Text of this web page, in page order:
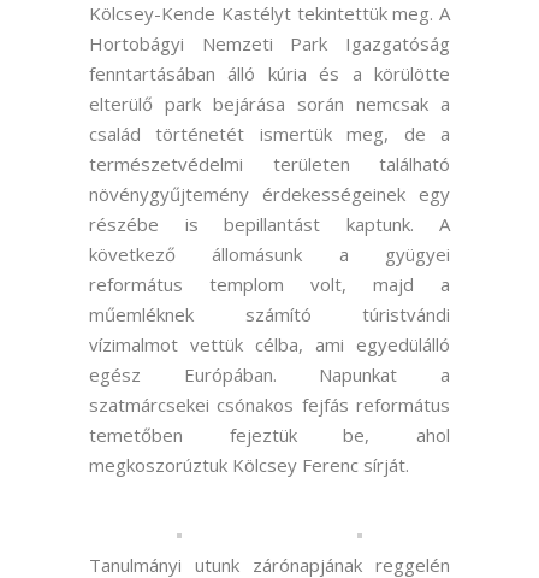
Kölcsey-Kende Kastélyt tekintettük meg. A
Hortobágyi Nemzeti Park Igazgatóság
fenntartásában álló kúria és a körülötte
elterülő park bejárása során nemcsak a
család történetét ismertük meg, de a
természetvédelmi területen található
növénygyűjtemény érdekességeinek egy
részébe is bepillantást kaptunk. A
következő állomásunk a gyügyei
református templom volt, majd a
műemléknek számító túristvándi
vízimalmot vettük célba, ami egyedülálló
egész Európában. Napunkat a
szatmárcsekei csónakos fejfás református
temetőben fejeztük be, ahol
megkoszorúztuk Kölcsey Ferenc sírját.
Tanulmányi utunk zárónapjának reggelén